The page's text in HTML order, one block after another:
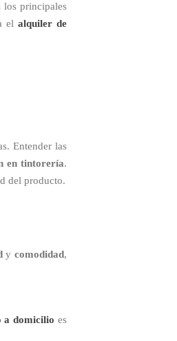
los principales
el alquiler de
Entender las
en tintorería.
del producto.
y comodidad,
a domicilio es